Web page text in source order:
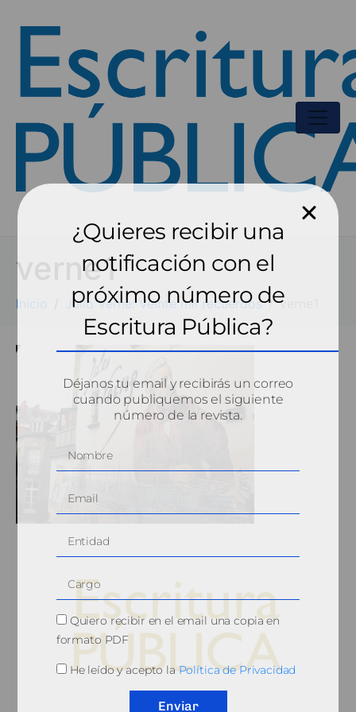
verne1
Inicio Julio Verne: Veinte mil recuerdos verne1
© 2010, Consejo General del Notariado
¿Quieres recibir una
notificación con el
próximo número de
Escritura Pública?
Déjanos tu email y recibirás un correo
cuando publiquemos el siguiente
número de la revista.
Quiero recibir en el email una copia en
formato PDF
He leído y acepto laPolítica de Privacidad
Enviar